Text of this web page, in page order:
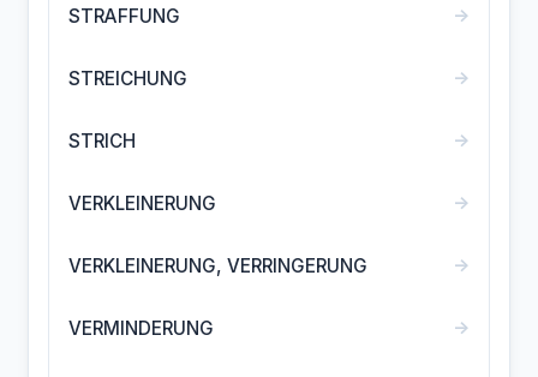
STRAFFUNG →
STREICHUNG →
STRICH →
VERKLEINERUNG →
VERKLEINERUNG, VERRINGERUNG →
VERMINDERUNG →